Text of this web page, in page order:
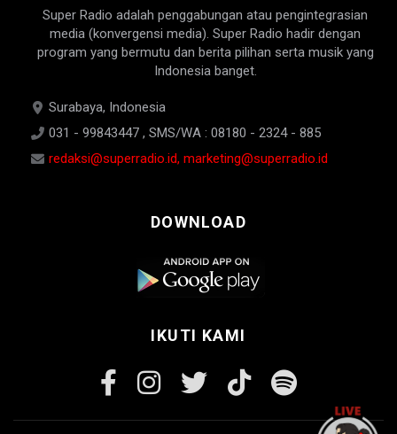
Super Radio adalah penggabungan atau pengintegrasian
media (konvergensi media). Super Radio hadir dengan
program yang bermutu dan berita pilihan serta musik yang
Indonesia banget.
Surabaya, Indonesia
031 - 99843447 , SMS/WA : 08180 - 2324 - 885
redaksi@superradio.id, marketing@superradio.id
DOWNLOAD
IKUTI KAMI